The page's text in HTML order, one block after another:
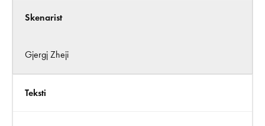
Skenarist
Gjergj Zheji
Teksti